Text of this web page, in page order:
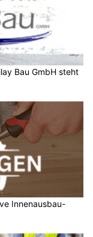
Bau GmbH steht
Innenausbau-